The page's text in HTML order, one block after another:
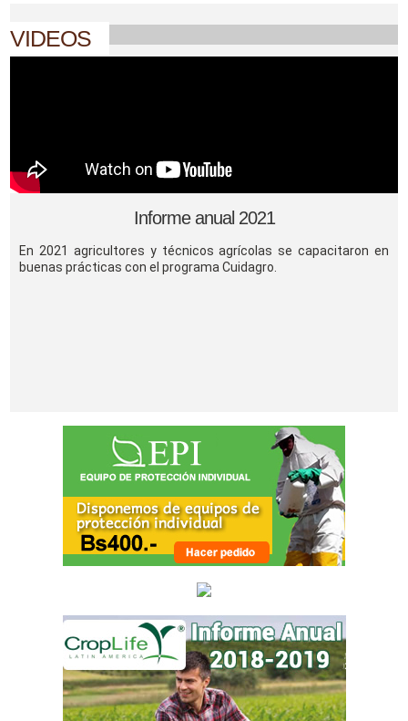
VIDEOS
Informe anual 2021
En 2021 agricultores y técnicos agrícolas se capacitaron en
buenas prácticas con el programa Cuidagro.